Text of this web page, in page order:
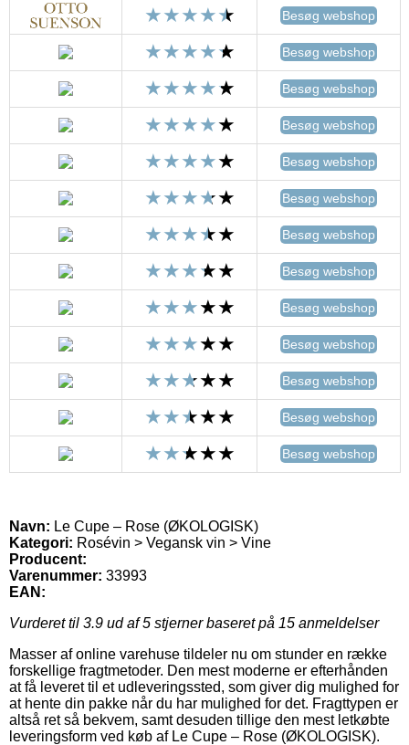
Besøg webshop
Besøg webshop
Besøg webshop
Besøg webshop
Besøg webshop
Besøg webshop
Besøg webshop
Besøg webshop
Besøg webshop
Besøg webshop
Besøg webshop
Besøg webshop
Besøg webshop
Navn: Le Cupe – Rose (ØKOLOGISK)
Kategori: Rosévin > Vegansk vin > Vine
Producent:
Varenummer: 33993
EAN:
Vurderet til 3.9 ud af 5 stjerner baseret på 15 anmeldelser
Masser af online varehuse tildeler nu om stunder en række
forskellige fragtmetoder. Den mest moderne er efterhånden
at få leveret til et udleveringssted, som giver dig mulighed for
at hente din pakke når du har mulighed for det. Fragttypen er
altså ret så bekvem, samt desuden tillige den mest letkøbte
leveringsform ved køb af Le Cupe – Rose (ØKOLOGISK).